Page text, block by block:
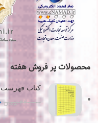
محصولات پر فروش هفته
کتاب فهرست
۳۲۰,۰۰۰ تومان